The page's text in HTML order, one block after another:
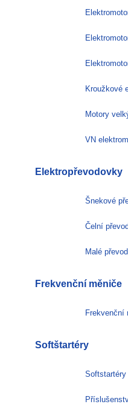
Kroužkové
Motory
VN
Elektropřevodovky
Šnekové
Čelní
Malé
Frekvenční měniče
Frekvenční
Softštartéry
Softstartéry